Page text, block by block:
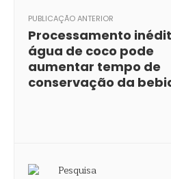
PUBLICAÇÃO ANTERIOR
Processamento
água de coco pode
aumentar tempo de
conservação da